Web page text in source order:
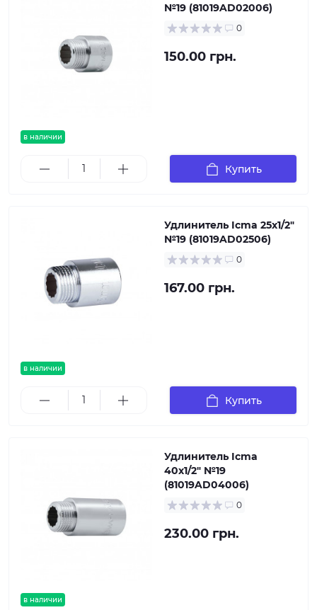
в наличии
№19 (81019AD02006)
0
150.00 грн.
Купить
в наличии
Удлинитель Icma 25х1/2"
№19 (81019AD02506)
0
167.00 грн.
Купить
в наличии
Удлинитель Icma
40х1/2" №19
(81019AD04006)
0
230.00 грн.